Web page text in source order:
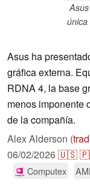
Asus ha
gráfica externa.
RDNA 4, la base
menos imponente
de la compañía.
Alex Alderson (
06/02/2026🇺🇸
Computex